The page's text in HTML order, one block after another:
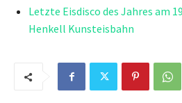
Letzte Eisdisco des Jahres am
Henkell Kunsteisbahn